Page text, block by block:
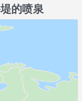
的喷泉